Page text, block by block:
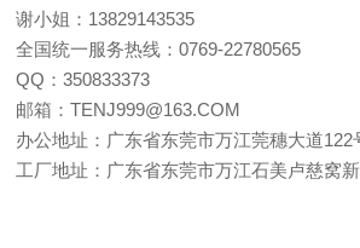
谢小姐：13829143535
全国统一服务热线：0769-22780565
QQ：350833373
邮箱：TENJ999@163.COM
办公地址：广东省东莞市万江莞穗大道122
工厂地址：广东省东莞市万江石美卢慈窝